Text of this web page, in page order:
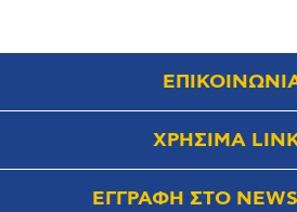
ΧΡΗΣΙΜΑ
ΕΓΓΡΑΦΗ ΣΤΟ